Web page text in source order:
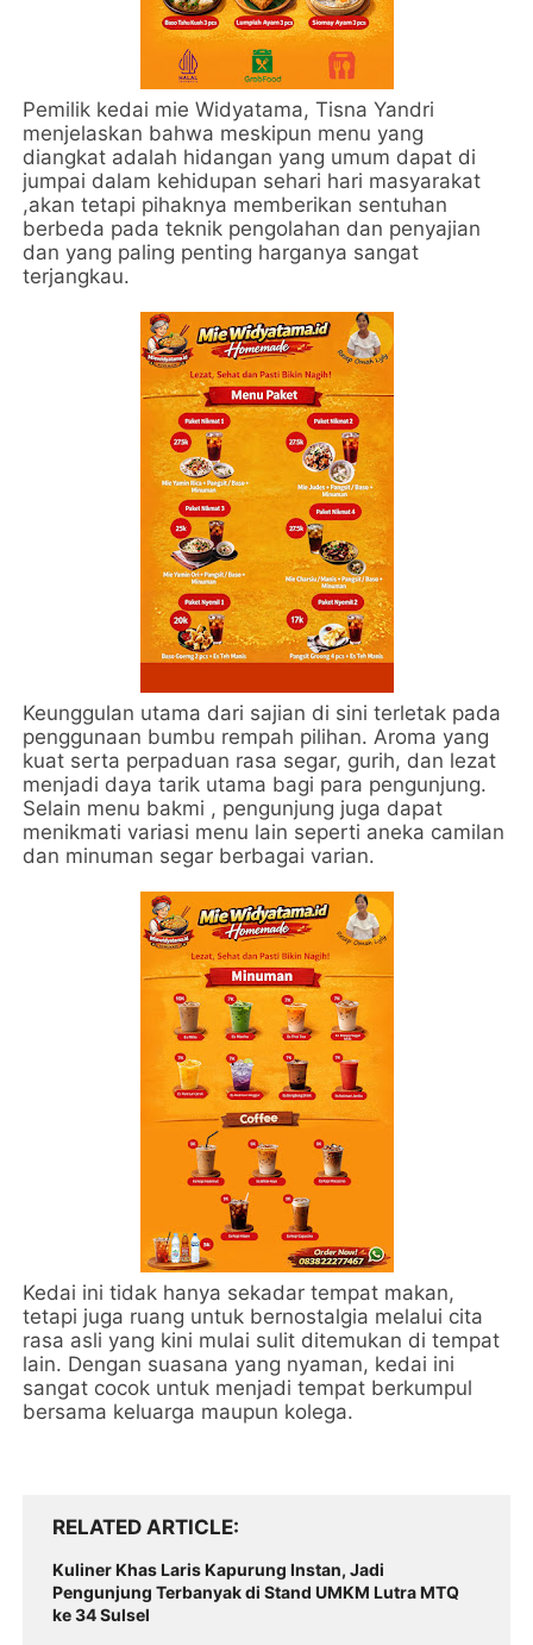
Pemilik kedai mie Widyatama, Tisna Yandri
menjelaskan bahwa meskipun menu yang
diangkat adalah hidangan yang umum dapat di
jumpai dalam kehidupan sehari hari masyarakat
,akan tetapi pihaknya memberikan sentuhan
berbeda pada teknik pengolahan dan penyajian
dan yang paling penting harganya sangat
terjangkau.
Keunggulan utama dari sajian di sini terletak pada
penggunaan bumbu rempah pilihan. Aroma yang
kuat serta perpaduan rasa segar, gurih, dan lezat
menjadi daya tarik utama bagi para pengunjung.
Selain menu bakmi , pengunjung juga dapat
menikmati variasi menu lain seperti aneka camilan
dan minuman segar berbagai varian.
Kedai ini tidak hanya sekadar tempat makan,
tetapi juga ruang untuk bernostalgia melalui cita
rasa asli yang kini mulai sulit ditemukan di tempat
lain. Dengan suasana yang nyaman, kedai ini
sangat cocok untuk menjadi tempat berkumpul
bersama keluarga maupun kolega.
RELATED ARTICLE
Kuliner Khas Laris Kapurung Instan, Jadi
Pengunjung Terbanyak di Stand UMKM Lutra MTQ
ke 34 Sulsel